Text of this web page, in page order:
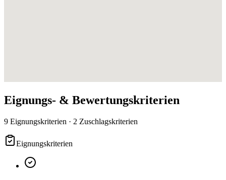
Eignungs- & Bewertungskriterien
9 Eignungskriterien · 2 Zuschlagskriterien
Eignungskriterien